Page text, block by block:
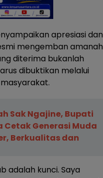
apresiasi dan
mengemban amanah
diterima bukanlah
dibuktikan melalui
Sak Ngajine, Bupati
Cetak Generasi Muda
Berkualitas dan
adalah kunci. Saya